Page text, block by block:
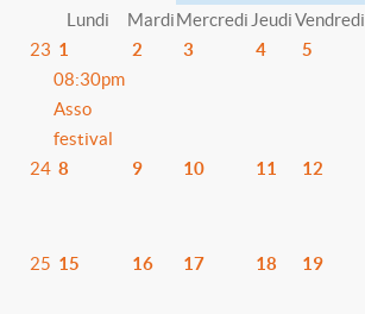
Lundi
MardiMercredi JeudiVendredi
23 1
08:30pm
Asso
festival
2 3 4 5
24 8 9 10 11 12
25 15 16 17 18 19